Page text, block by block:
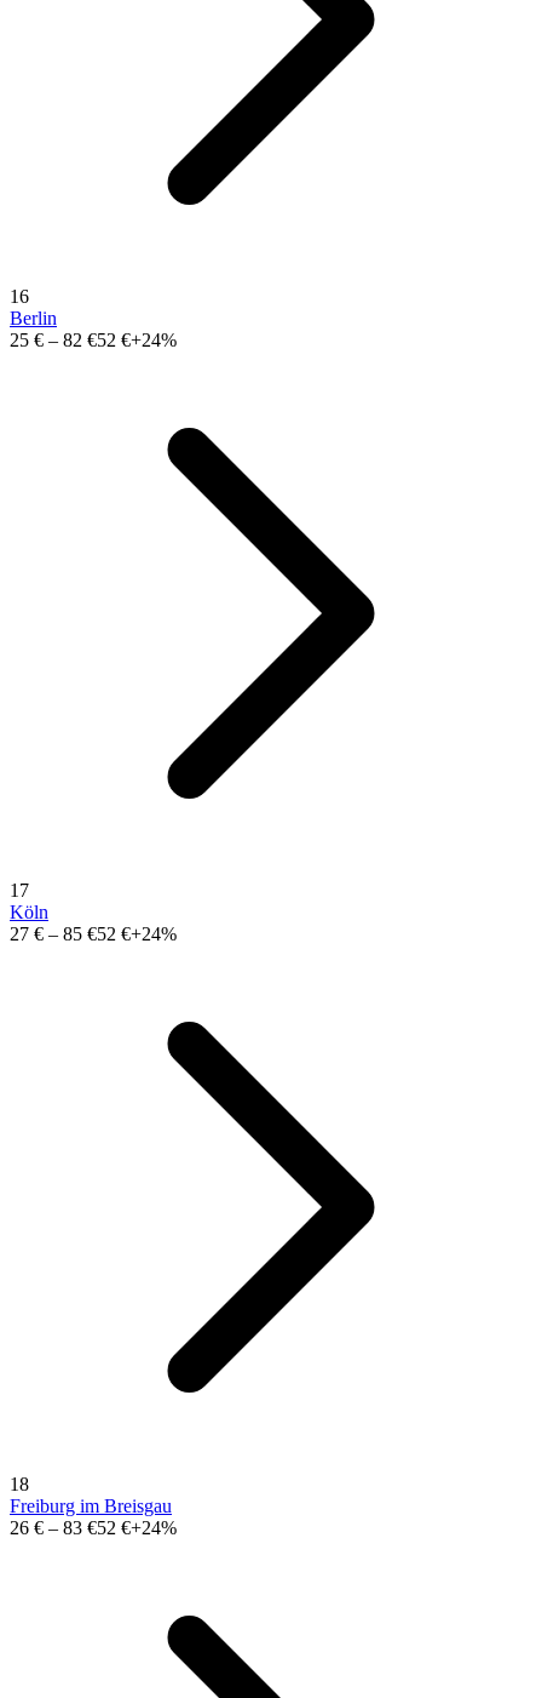
16
Berlin
25 € – 82 €52 €+24%
17
Köln
27 € – 85 €52 €+24%
18
Freiburg im Breisgau
26 € – 83 €52 €+24%